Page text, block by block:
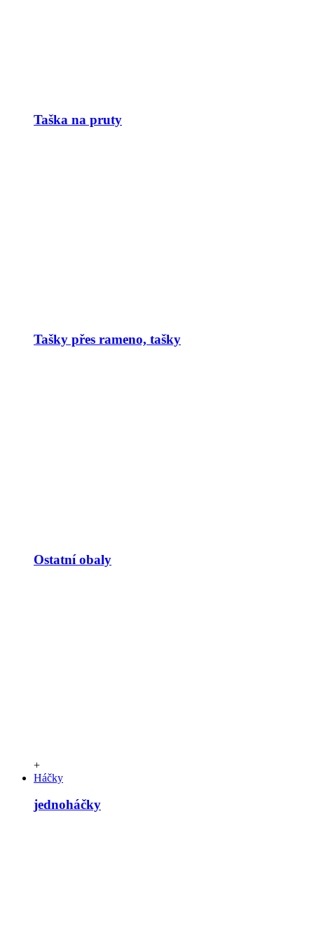
Taška na pruty
Tašky přes rameno, tašky
Ostatní obaly
+
Háčky
jednoháčky